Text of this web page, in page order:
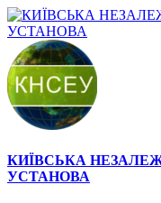
КИЇВСЬКА
УСТАНОВА